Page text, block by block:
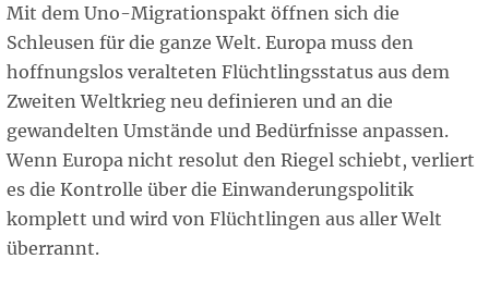
Mit dem Uno-Migrationspakt öffnen sich die
Schleusen für die ganze Welt. Europa muss den
hoffnungslos veralteten Flüchtlingsstatus aus dem
Zweiten Weltkrieg neu definieren und an die
gewandelten Umstände und Bedürfnisse anpassen.
Wenn Europa nicht resolut den Riegel schiebt, verliert
es die Kontrolle über die Einwanderungspolitik
komplett und wird von Flüchtlingen aus aller Welt
überrannt.